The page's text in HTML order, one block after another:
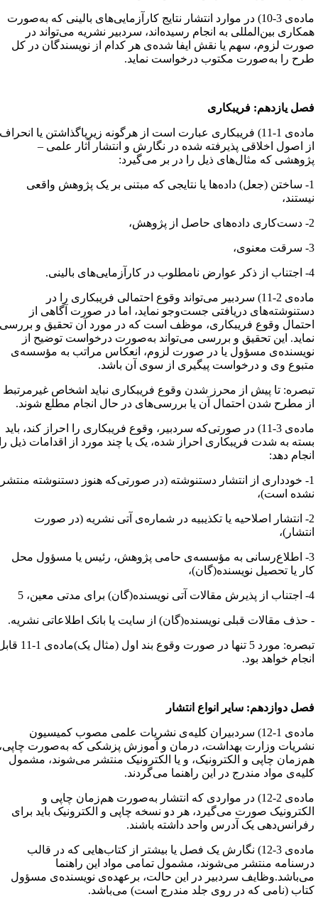
ماده‌ی 3-10) در موارد انتشار نتایج کارآزمایی‌های بالینی که به‌صورت
بین‌المللی به انجام رسیده‌اند، سردبیر نشریه می‌تواند در
لزوم، سهم یا نقش ایفا شده‌ی هر کدام از نویسندگان در کل
را به‌صورت مکتوب درخواست نماید.
یازدهم‌: فریبکاری
ماده‌ی 1-11) فریبکاری عبارت است از هرگونه زیرپاگذاشتن یا انحراف
اصول اخلاقی پذیرفته شده در نگارش و انتشار آثار علمی –
که مثال‌های ذیل را در بر می‌گیرد:
1- ساختن (جعل) داده‌ها یا نتایجی که مبتنی بر یک پژوهش واقعی
ماده‌ی 2-11) سردبیر می‌تواند وقوع احتمالی فریبکاری را در
دریافتی جست‌وجو نماید، اما در صورت آگاهی از
وقوع فریبکاری، موظف است که در مورد آن تحقیق و بررسی
این تحقیق و بررسی می‌تواند به‌صورت درخواست توضیح از
مسؤول یا در صورت لزوم، انعکاس مراتب به مؤسسه‌ی
وی و درخواست پیگیری از سوی آن باشد.
تا پیش از محرز شدن وقوع فریبکاری نباید اشخاص غیرمرتبط
مطرح شدن احتمال آن یا بررسی‌های در حال انجام مطلع شوند.
ماده‌ی 3-11) در صورتی‌که سردبیر، وقوع فریبکاری را احراز کند، باید
به شدت فریبکاری احراز شده، یک یا چند مورد از اقدامات ذیل را
دهد:
1- خودداری از انتشار دستنوشته (در صورتی‌که هنوز دستنوشته منتشر
است)،
2- انتشار اصلاحیه‌ یا تکذیبیه در شماره‌ی آتی نشریه (در صورت
3- اطلاع‌رسانی به مؤسسه‌ی حامی پژوهش، رئیس یا مسؤول محل
یا تحصیل نویسنده(گان)،
حذف مقالات قبلی نویسنده(گان) از سایت یا بانک اطلاعاتی نشریه.
تبصره: مورد 5 تنها در صورت وقوع بند اول (مثال یک)ماده‌ی 1-11 قابل
خواهد بود.
دوازدهم‌: سایر انواع انتشار
ماده‌ی 1-12) سردبیران کلیه‌ی نشریات علمی مصوب کمیسیون
وزارت بهداشت، درمان و آموزش پزشکی که به‌صورت چاپی،
چاپی و الکترونیک، و یا الکترونیک منتشر می‌شوند، مشمول
مواد مندرج در این راهنما می‌گردند.
ماده‌ی 2-12) در مواردی که انتشار به‌صورت هم‌زمان چاپی و
صورت می‌گیرد، هر دو نسخه چاپی و الکترونیک‌ باید برای
یک آدرس واحد داشته باشند.
ماده‌ی 3-12) نگارش یک فصل یا بیشتر از کتاب‌هایی که در قالب
منتشر می‌شوند، مشمول تمامی مواد این راهنما
سردبیر در این حالت، برعهده‌ی نویسنده‌ی مسؤول
(نامی که در روی جلد مندرج است) می‌باشد.